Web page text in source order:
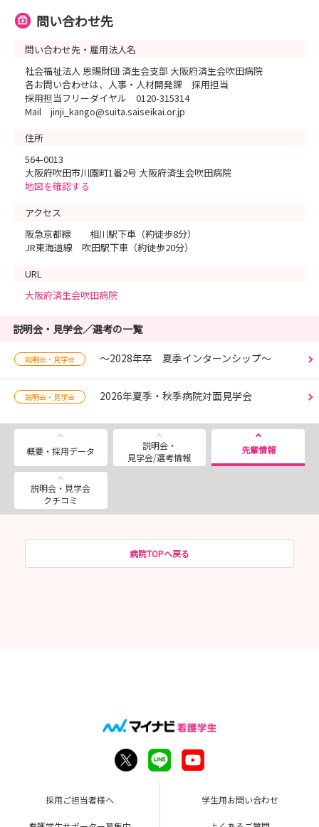
問い合わせ先
問い合わせ先・雇用法人名
社会福祉法人 恩賜財団 済生会支部 大阪府済生会吹田病院
各お問い合わせは、人事・人材開発課 採用担当
採用担当フリーダイヤル 0120-315314
Mail jinji_kango@suita.saiseikai.or.jp
住所
564-0013
大阪府吹田市川園町1番2号 大阪府済生会吹田病院
地図を確認する
アクセス
阪急京都線 相川駅下車（約徒歩8分）
JR東海道線 吹田駅下車（約徒歩20分）
URL
大阪府済生会吹田病院
説明会・見学会／選考の一覧
説明会・見学会 ～2028年卒 夏季インターンシップ～
説明会・見学会 2026年夏季・秋季病院対面見学会
概要・採用データ
説明会・
見学会/選考情報
先輩情報
説明会・見学会
クチコミ
病院TOPへ戻る
採用ご担当者様へ 学生用お問い合わせ